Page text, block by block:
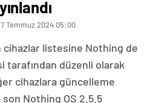
Temmuz 2024 05:00
listesine Nothing de
tarafından düzenli olarak
cihazlara güncelleme
son Nothing OS 2.5.5